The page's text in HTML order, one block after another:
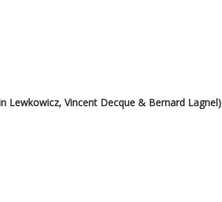
Lewkowicz, Vincent Decque & Bernard Lagnel)